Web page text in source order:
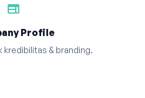
web
Profile
kredibilitas & branding.